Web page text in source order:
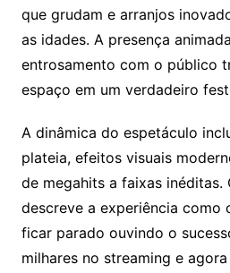
que grudam e arranjos
as idades. A presença
entrosamento com o público
espaço em um verdadeiro
A dinâmica do espetáculo
plateia, efeitos visuais
de megahits a faixas inéditas.
descreve a experiência como
ficar parado ouvindo o
milhares no streaming e